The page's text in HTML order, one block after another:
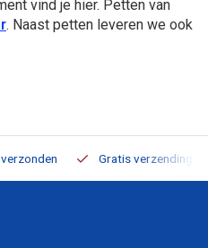
vind je hier. Petten van
. Naast petten leveren we ook
Gratis verzending